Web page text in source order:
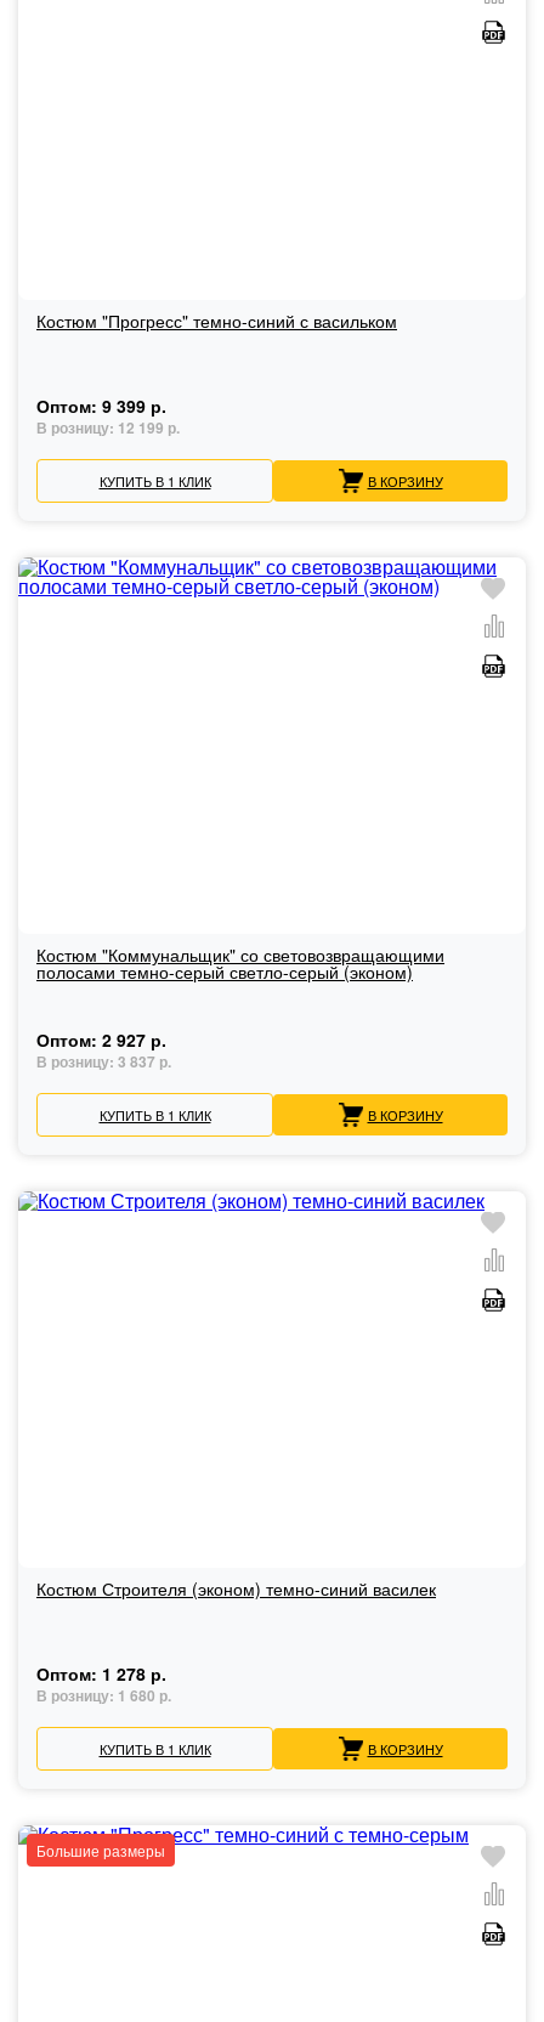
Костюм "Прогресс" темно-синий с васильком
Оптом: 9 399 р.
В розницу: 12 199 р.
КУПИТЬ В 1 КЛИК В КОРЗИНУ
Костюм "Коммунальщик" со световозвращающими
полосами темно-серый светло-серый (эконом)
Оптом: 2 927 р.
В розницу: 3 837 р.
КУПИТЬ В 1 КЛИК В КОРЗИНУ
Костюм Строителя (эконом) темно-синий василек
Оптом: 1 278 р.
В розницу: 1 680 р.
КУПИТЬ В 1 КЛИК В КОРЗИНУ
Большие размеры